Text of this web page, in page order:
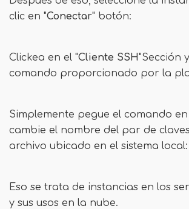
clic en "Conectar" botón:
Clickea en el "Cliente SSH"Sección
comando proporcionado por la
Simplemente pegue el comando
cambie el nombre del par de
archivo ubicado en el sistema local:
Eso se trata de instancias en los
y sus usos en la nube.